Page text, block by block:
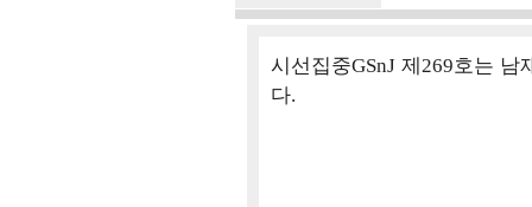
시선집중GSnJ 제269호는
다.